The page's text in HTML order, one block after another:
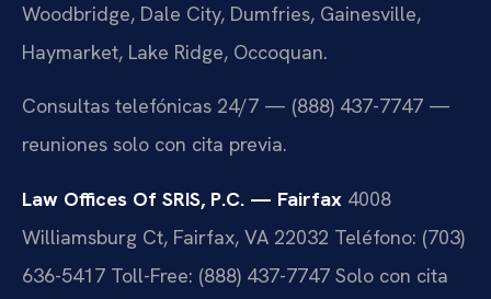
Woodbridge, Dale City, Dumfries, Gainesville,
Haymarket, Lake Ridge, Occoquan.
Consultas telefónicas 24/7 — (888) 437-7747 —
reuniones solo con cita previa.
Law Offices Of SRIS, P.C. — Fairfax 4008
Williamsburg Ct, Fairfax, VA 22032 Teléfono: (703)
636-5417 Toll-Free: (888) 437-7747 Solo con cita